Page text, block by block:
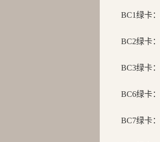
BC1绿卡：
BC2绿卡：
BC3绿卡：
BC6绿卡：
BC7绿卡：